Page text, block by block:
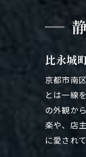
比永城
京都市南
とは一線
の外観か
楽や、店
に愛され